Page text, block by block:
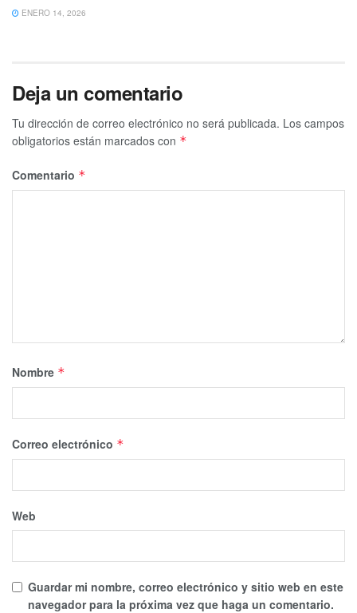
ENERO 14, 2026
Deja un comentario
Tu dirección de correo electrónico no será publicada. Los campos
obligatorios están marcados con *
Comentario *
Nombre *
Correo electrónico *
Web
Guardar mi nombre, correo electrónico y sitio web en este
navegador para la próxima vez que haga un comentario.